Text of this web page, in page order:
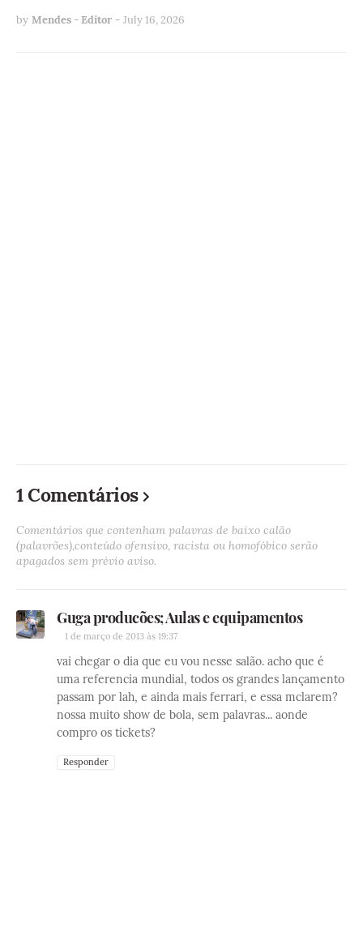
by Mendes - Editor - July 16, 2026
1 Comentários
Comentários que contenham palavras de baixo calão
(palavrões),conteúdo ofensivo, racista ou homofóbico serão
apagados sem prévio aviso.
Guga producões; Aulas e equipamentos
1 de março de 2013 às 19:37
vai chegar o dia que eu vou nesse salão. acho que é
uma referencia mundial, todos os grandes lançamento
passam por lah, e ainda mais ferrari, e essa mclarem?
nossa muito show de bola, sem palavras... aonde
compro os tickets?
Responder